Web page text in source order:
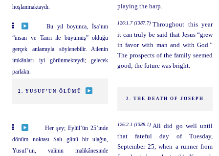
hoşlanmaktaydı.
playing the harp.
Bu yıl boyunca, İsa’nın
“insan ve Tanrı ile büyümüş” olduğu
gerçek anlamıyla söylenebilir. Ailenin
imkânları iyi görünmekteydi; gelecek
parlaktı.
126:1.7 (1387.7) Throughout this year
it can truly be said that Jesus “grew
in favor with man and with God.”
The prospects of the family seemed
good; the future was bright.
2. YUSUF’UN ÖLÜMÜ
2. THE DEATH OF JOSEPH
Her şey; Eylül’ün 25’inde
dönüm noktası Salı günü bir ulağın,
Yusuf’un, valinin malikânesinde
126:2.1 (1388.1) All did go well until
that fateful day of Tuesday,
September 25, when a runner from